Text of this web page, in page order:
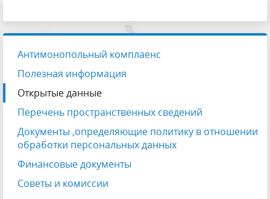
Антимонопольный комплаенс
Полезная информация
Открытые данные
Перечень пространственных сведений
Документы ,определяющие политику в отношении
обработки персональных данных
Финансовые документы
Советы и комиссии